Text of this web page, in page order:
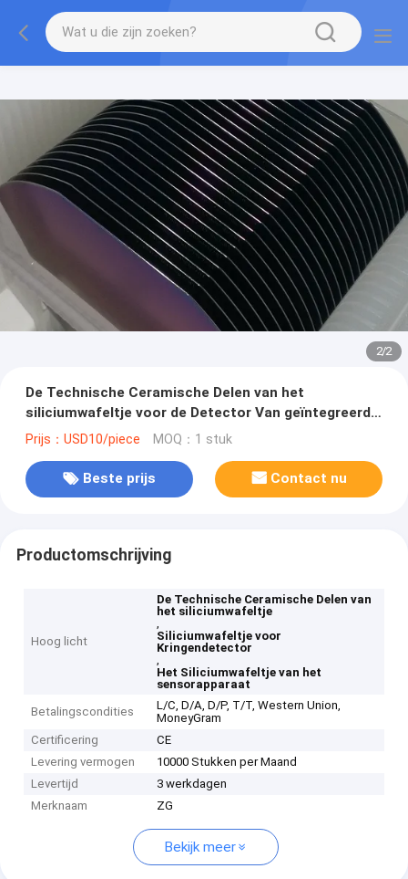
2/2
De Technische Ceramische Delen van het
siliciumwafeltje voor de Detector Van geïntegreerde
schakelingen/Sensorapparaat
Prijs：USD10/piece MOQ：1 stuk
Beste prijs Contact nu
Productomschrijving
Hoog licht
De Technische Ceramische Delen van
het siliciumwafeltje
,
Siliciumwafeltje voor
Kringendetector
,
Het Siliciumwafeltje van het
sensorapparaat
Betalingscondities
L/C, D/A, D/P, T/T, Western Union,
MoneyGram
Certificering
CE
Levering vermogen
10000 Stukken per Maand
Levertijd
3 werkdagen
Merknaam
ZG
Bekijk meer